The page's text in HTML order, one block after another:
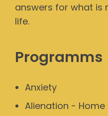
answers for what is
life.
Programms
Anxiety
Alienation - Home